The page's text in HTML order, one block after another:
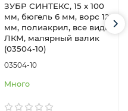
ЗУБР СИНТЕКС, 15 х 100
мм, бюгель 6 мм, ворс 12
мм, полиакрил, все виды
ЛКМ, малярный валик
(03504-10)
03504-10
Много